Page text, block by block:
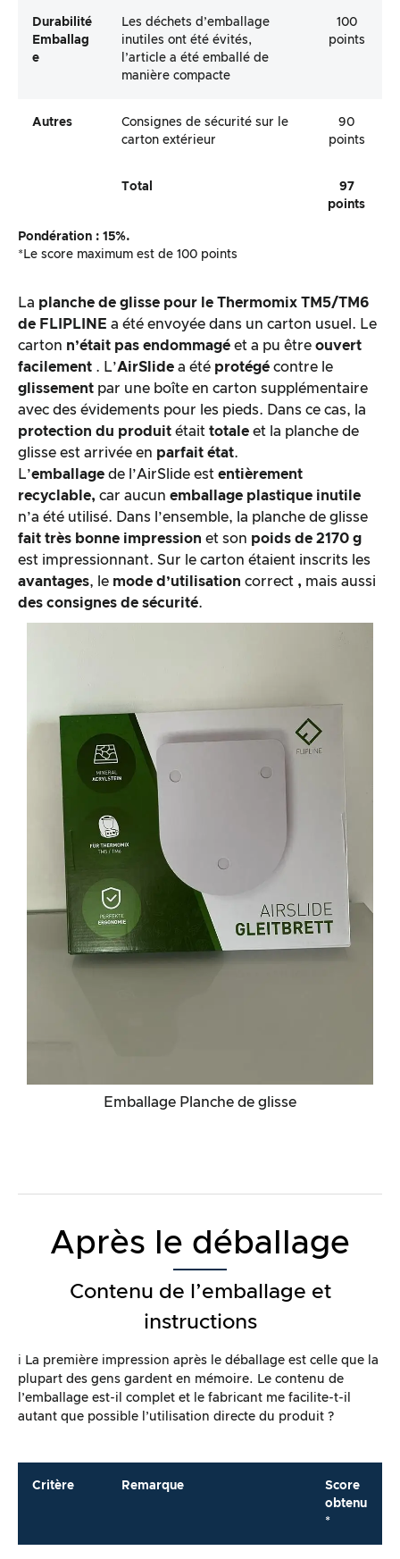
Durabilité
Emballag
E
Les déchets d’emballage
inutiles ont été évités,
l’article a été emballé de
manière compacte
100
points
Autres
Consignes de sécurité sur le
carton extérieur
90
points
Total
97
points
Pondération : 15%.
*Le score maximum est de 100 points
Emballage Planche de glisse
La planche de glisse pour le Thermomix TM5/TM6
de FLIPLINE a été envoyée dans un carton usuel. Le
carton n’était pas endommagé et a pu être ouvert
facilement . L’AirSlide a été protégé contre le
glissement par une boîte en carton supplémentaire
avec des évidements pour les pieds. Dans ce cas, la
protection du produit était totale et la planche de
glisse est arrivée en parfait état.
L’emballage de l’AirSlide est entièrement
recyclable, car aucun emballage plastique inutile
n’a été utilisé. Dans l’ensemble, la planche de glisse
fait très bonne impression et son poids de 2170 g
est impressionnant. Sur le carton étaient inscrits les
avantages, le mode d’utilisation correct , mais aussi
des consignes de sécurité.
Après le déballage
Contenu de l’emballage et
instructions
ℹ️ La première impression après le déballage est celle que la
plupart des gens gardent en mémoire. Le contenu de
l’emballage est-il complet et le fabricant me facilite-t-il
autant que possible l’utilisation directe du produit ?
Critère Remarque
Score
obtenu
*